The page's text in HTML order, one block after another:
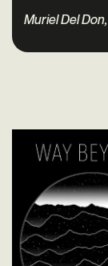
Muriel Del Don,